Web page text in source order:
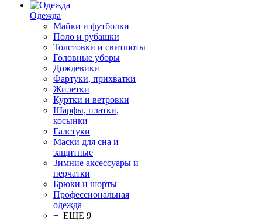
Одежда
Майки и футболки
Поло и рубашки
Толстовки и свитшоты
Головные уборы
Дождевики
Фартуки, прихватки
Жилетки
Куртки и ветровки
Шарфы, платки,
косынки
Галстуки
Маски для сна и
защитные
Зимние аксессуары и
перчатки
Брюки и шорты
Профессиональная
одежда
+ ЕЩЕ 9